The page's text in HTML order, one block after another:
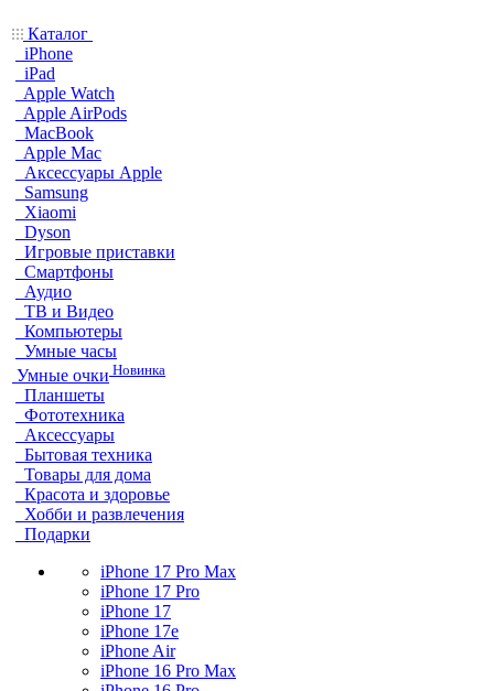
Каталог
iPhone
iPad
Apple Watch
Apple AirPods
MacBook
Apple Mac
Аксессуары Apple
Samsung
Xiaomi
Dyson
Игровые приставки
Смартфоны
Аудио
ТВ и Видео
Компьютеры
Умные часы
Умные очки Новинка
Планшеты
Фототехника
Аксессуары
Бытовая техника
Товары для дома
Красота и здоровье
Хобби и развлечения
Подарки
iPhone 17 Pro Max
iPhone 17 Pro
iPhone 17
iPhone 17e
iPhone Air
iPhone 16 Pro Max